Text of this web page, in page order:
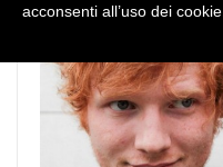
acconsenti all’uso dei cookie.